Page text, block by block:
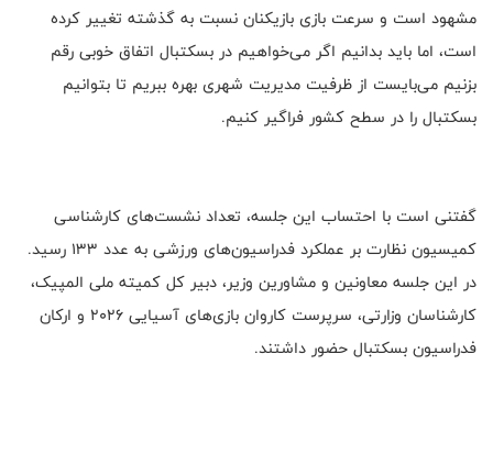
مشهود است و سرعت بازی بازیکنان نسبت به گذشته تغییر کرده
است، اما باید بدانیم اگر می‌خواهیم در بسکتبال اتفاق خوبی رقم
بزنیم می‌بایست از ظرفیت مدیریت شهری بهره ببریم تا بتوانیم
بسکتبال را در سطح کشور فراگیر کنیم.
گفتنی است با احتساب این جلسه، تعداد نشست‌های کارشناسی
کمیسیون نظارت بر عملکرد فدراسیون‌های ورزشی به عدد 133 رسید.
در این جلسه معاونین و مشاورین وزیر، دبیر کل کمیته ملی المپیک،
کارشناسان وزارتی، سرپرست کاروان بازی‌های آسیایی 2026 و ارکان
فدراسیون بسکتبال حضور داشتند.